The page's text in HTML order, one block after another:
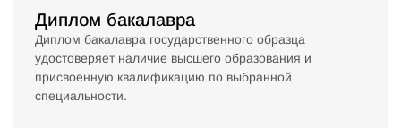
Диплом бакалавра
Диплом бакалавра государственного образца
удостоверяет наличие высшего образования и
присвоенную квалификацию по выбранной
специальности.